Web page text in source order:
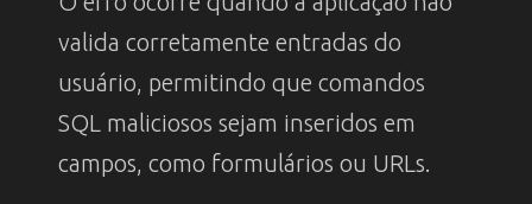
valida corretamente entradas do
usuário, permitindo que comandos
SQL maliciosos sejam inseridos em
campos, como formulários ou URLs.